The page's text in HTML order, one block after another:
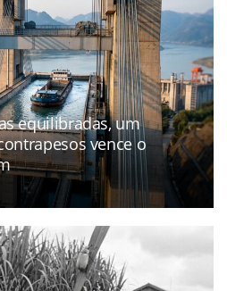
equilibradas, um
vence o